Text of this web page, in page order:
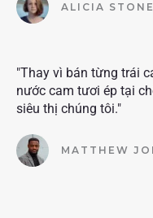
ALICIA STONE
"Thay vì bán từng trái
nước cam tươi ép tại
siêu thị chúng tôi."
MATTHEW